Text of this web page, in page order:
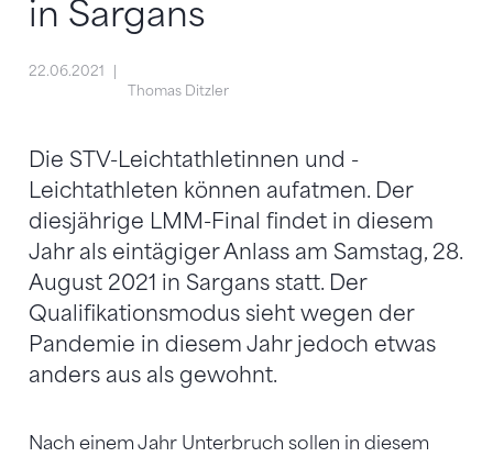
in Sargans
22.06.2021
Thomas Ditzler
Die STV-Leichtathletinnen und -
Leichtathleten können aufatmen. Der
diesjährige LMM-Final findet in diesem
Jahr als eintägiger Anlass am Samstag, 28.
August 2021 in Sargans statt. Der
Qualifikationsmodus sieht wegen der
Pandemie in diesem Jahr jedoch etwas
anders aus als gewohnt.
Nach einem Jahr Unterbruch sollen in diesem